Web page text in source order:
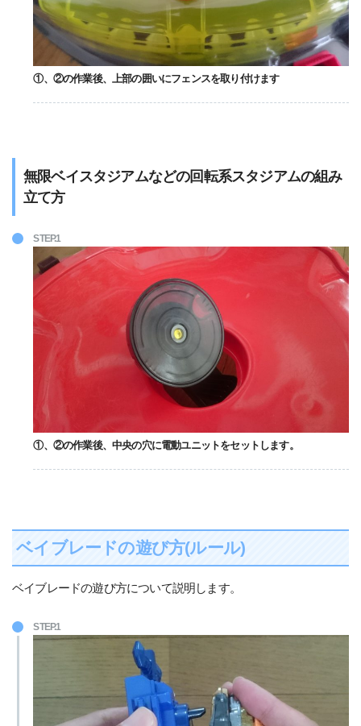
①、②の作業後、上部の囲いにフェンスを取り付けます
無限ベイスタジアムなどの回転系スタジアムの組み
立て方
STEP.1
①、②の作業後、中央の穴に電動ユニットをセットします。
ベイブレードの遊び方(ルール)
ベイブレードの遊び方について説明します。
STEP.1